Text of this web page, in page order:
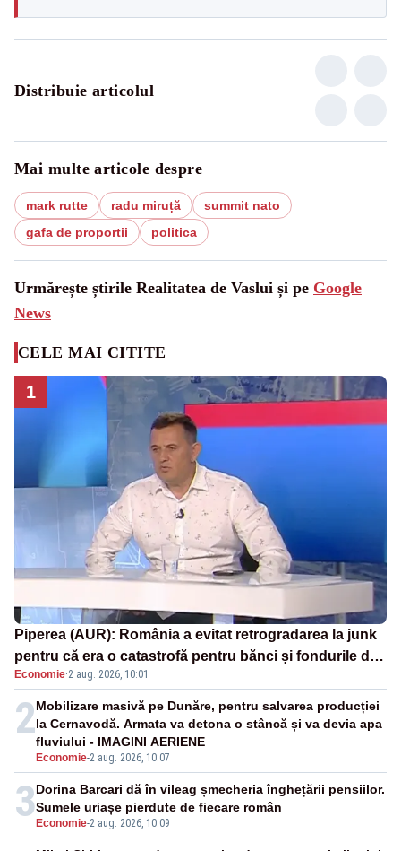
Distribuie articolul
Mai multe articole despre
mark rutte radu miruță
summit nato
gafa de proportii
politica
Urmărește știrile Realitatea de Vaslui și pe Google
News
CELE MAI CITITE
1
Piperea (AUR): România a evitat retrogradarea la junk
pentru că era o catastrofă pentru bănci și fondurile de
pensii
Economie·2 aug. 2026, 10:01
2
Economie-2 aug. 2026, 10:07
Mobilizare masivă pe Dunăre, pentru salvarea producției
la Cernavodă. Armata va detona o stâncă și va devia apa
fluviului - IMAGINI AERIENE
3 Economie-2 aug. 2026, 10:09
Dorina Barcari dă în vileag șmecheria înghețării pensiilor.
Sumele uriașe pierdute de fiecare român